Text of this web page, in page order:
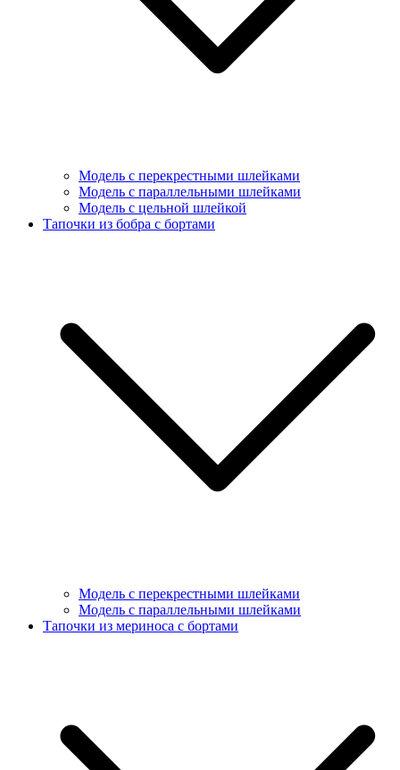
Модель с перекрестными шлейками
Модель с параллельными шлейками
Модель с цельной шлейкой
Тапочки из бобра с бортами
Модель с перекрестными шлейками
Модель с параллельными шлейками
Тапочки из мериноса с бортами